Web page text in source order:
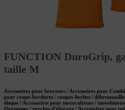
FUNCTION DuroGrip,
taille M
Accessoires pour broyeurs / Accessoires pour
pour coupe-bordures / coupes-herbes /
disque / Accessoires pour motoculteurs /
élagueuses / perches d'élagage / Accessoires pour